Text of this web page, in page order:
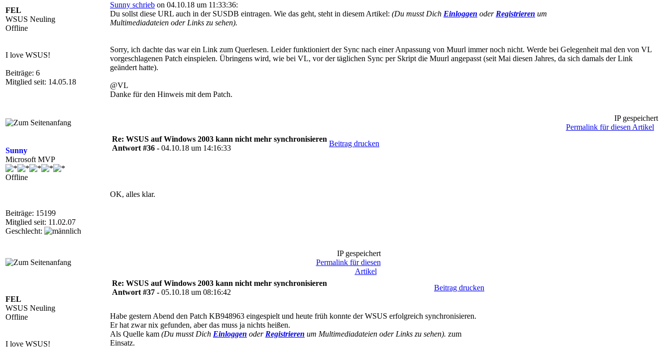
FEL
WSUS Neuling
Offline
I love WSUS!
Beiträge: 6
Mitglied seit: 14.05.18
Sunny schrieb on 04.10.18 um 11:33:36:
Du sollst diese URL auch in der SUSDB eintragen. Wie das geht, steht in diesem Artikel: (Du musst Dich Einloggen oder Registrieren um
Multimediadateien oder Links zu sehen).
Sorry, ich dachte das war ein Link zum Querlesen. Leider funktioniert der Sync nach einer Anpassung von Muurl immer noch nicht. Werde bei Gelegenheit mal den von VL
vorgeschlagenen Patch einspielen. Übringens wird, wie bei VL, vor der täglichen Sync per Skript die Muurl angepasst (seit Mai diesen Jahres, da sich damals der Link
geändert hatte).
@VL
Danke für den Hinweis mit dem Patch.
IP gespeichert
Permalink für diesen Artikel
Sunny
Microsoft MVP
Offline
Beiträge: 15199
Mitglied seit: 11.02.07
Geschlecht:
Re: WSUS auf Windows 2003 kann nicht mehr synchronisieren
Antwort #36 - 04.10.18 um 14:16:33
Beitrag drucken
OK, alles klar.
IP gespeichert
Permalink für diesen
Artikel
FEL
WSUS Neuling
Offline
I love WSUS!
Re: WSUS auf Windows 2003 kann nicht mehr synchronisieren
Antwort #37 - 05.10.18 um 08:16:42
Beitrag drucken
Habe gestern Abend den Patch KB948963 eingespielt und heute früh konnte der WSUS erfolgreich synchronisieren.
Er hat zwar nix gefunden, aber das muss ja nichts heißen.
Als Quelle kam (Du musst Dich Einloggen oder Registrieren um Multimediadateien oder Links zu sehen). zum
Einsatz.